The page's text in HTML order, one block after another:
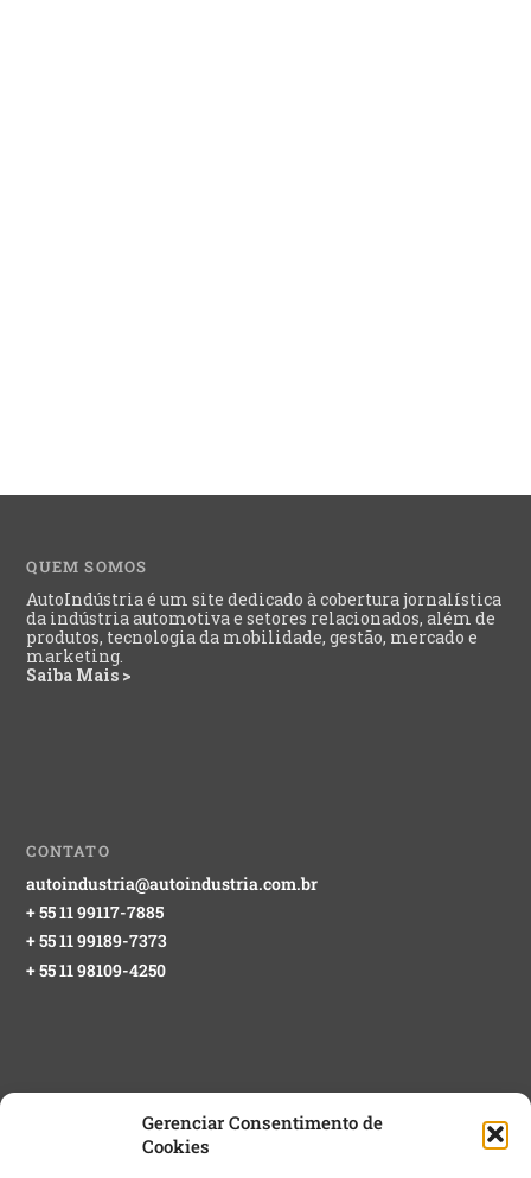
Gerenciar Consentimento de
Cookies
QUEM SOMOS
AutoIndústria é um site dedicado à cobertura jornalística
da indústria automotiva e setores relacionados, além de
produtos, tecnologia da mobilidade, gestão, mercado e
marketing.
Saiba Mais >
CONTATO
autoindustria@autoindustria.com.br
+ 55 11 99117-7885
+ 55 11 99189-7373
+ 55 11 98109-4250